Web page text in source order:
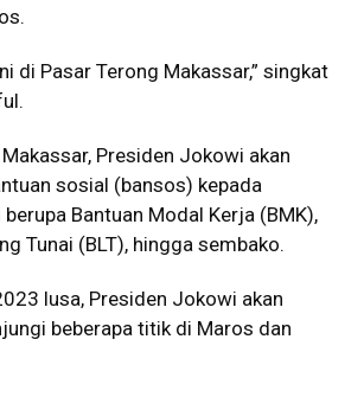
di Pasar Terong Makassar,” singkat
Presiden Jokowi akan
sosial (bansos) kepada
berupa Bantuan Modal Kerja (BMK),
Tunai (BLT), hingga sembako.
lusa, Presiden Jokowi akan
beberapa titik di Maros dan